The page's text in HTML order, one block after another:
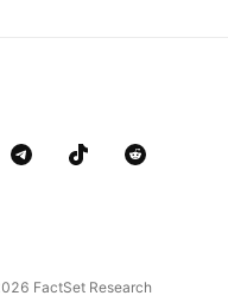
FactSet Research